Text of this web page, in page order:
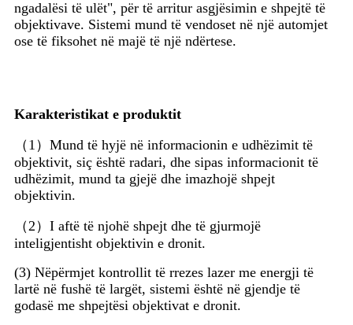
ngadalësi të ulët", për të arritur asgjësimin e shpejtë të
objektivave. Sistemi mund të vendoset në një automjet
ose të fiksohet në majë të një ndërtese.
Karakteristikat e produktit
（1）Mund të hyjë në informacionin e udhëzimit të
objektivit, siç është radari, dhe sipas informacionit të
udhëzimit, mund ta gjejë dhe imazhojë shpejt
objektivin.
（2）I aftë të njohë shpejt dhe të gjurmojë
inteligjentisht objektivin e dronit.
(3) Nëpërmjet kontrollit të rrezes lazer me energji të
lartë në fushë të largët, sistemi është në gjendje të
godasë me shpejtësi objektivat e dronit.